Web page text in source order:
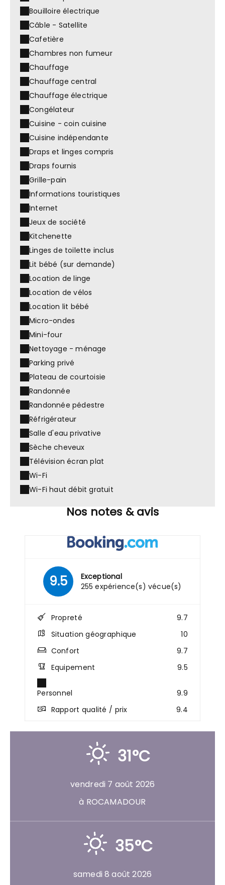
Bouilloire électrique
Câble - Satellite
Cafetière
Chambres non fumeur
Chauffage
Chauffage central
Chauffage électrique
Congélateur
Cuisine - coin cuisine
Cuisine indépendante
Draps et linges compris
Draps fournis
Grille-pain
Informations touristiques
Internet
Jeux de société
Kitchenette
Linges de toilette inclus
Lit bébé (sur demande)
Location de linge
Location de vélos
Location lit bébé
Micro-ondes
Mini-four
Nettoyage - ménage
Parking privé
Plateau de courtoisie
Randonnée
Randonnée pédestre
Réfrigérateur
Salle d'eau privative
Sèche cheveux
Télévision écran plat
Wi-Fi
Wi-Fi haut débit gratuit
Nos notes & avis
9.5
Exceptional
255 expérience(s) vécue(s)
Propreté
9.7
Situation géographique
10
Confort
9.7
Equipement
9.5
Personnel
9.9
Rapport qualité / prix
9.4
31°C
vendredi 7 août 2026
à ROCAMADOUR
35°C
samedi 8 août 2026